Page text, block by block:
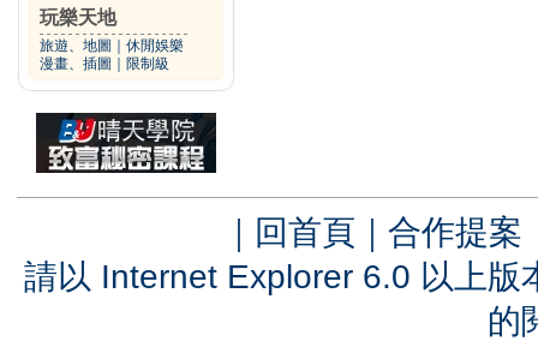
玩樂天地
旅遊、地圖
休閒娛樂
漫畫、插圖
限制級
｜ 回首頁 ｜ 合作提案
請以 Internet Explorer 6.0 以上
的